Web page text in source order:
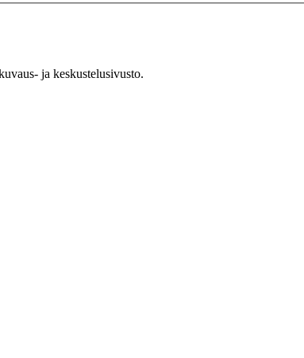
ja keskustelusivusto.